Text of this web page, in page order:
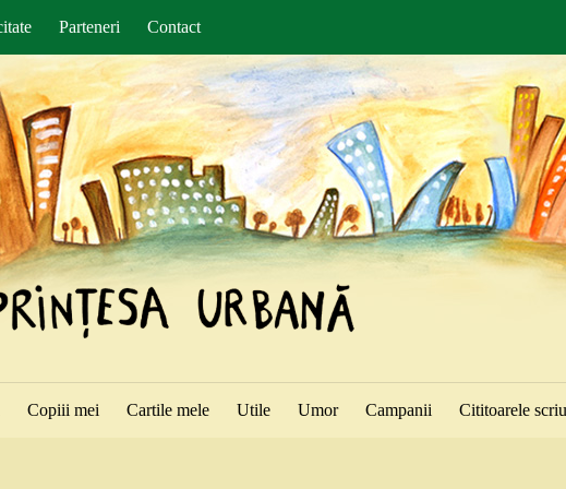
Parteneri Contact
Copiii mei Cartile mele Utile Umor Campanii Cititoarele scriu